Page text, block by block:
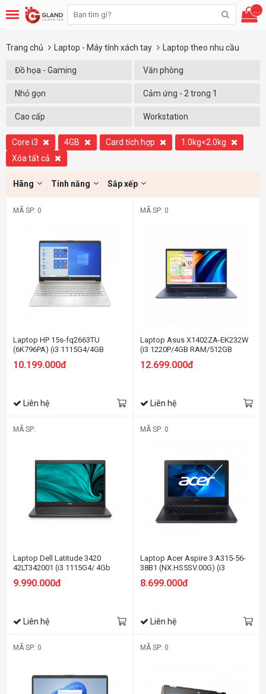
...
Trang chủ Laptop - Máy tính xách tay Laptop theo nhu cầu
Đồ họa - Gaming Văn phòng
Nhỏ gọn Cảm ứng - 2 trong 1
Cao cấp Workstation
Core i3 4GB Card tích hợp
1.0kg<2.0kg
Xóa tất cả
Hãng Tính năng Sắp xếp
MÃ SP: 0
Laptop HP 15s-fq2663TU
(6K796PA) (i3 1115G4/4GB
HD/Win11/Bạc)
10.199.000đ
Liên hệ
MÃ SP: 0
Laptop Asus X1402ZA-EK232W
(i3 1220P/4GB RAM/512GB
12.699.000đ
Liên hệ
MÃ SP:
Laptop Dell Latitude 3420
42LT342001 (i3 1115G4/ 4Gb
Ram/ SSD 256Gb / 14.0"
HD/VGA ON/ DOS/Black)
9.990.000đ
Liên hệ
MÃ SP: 0
Laptop Acer Aspire 3 A315-56-
38B1 (NX.HS5SV.00G) (i3
1005G1/4GB RAM/256GB
SSD/15.6 inch FHD/Win 11/Đen)
8.699.000đ
Liên hệ
MÃ SP: 0 MÃ SP: 0